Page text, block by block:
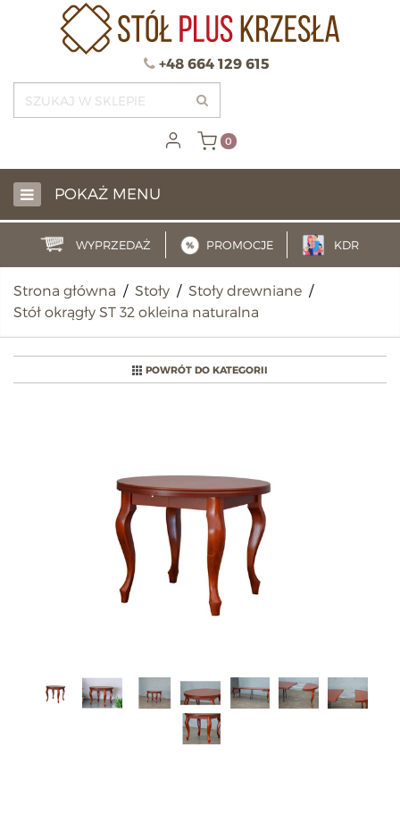
0
+48 664 129 615
POKAŻ MENU
WYPRZEDAŻ PROMOCJE KDR
Strona główna / Stoły / Stoły drewniane /
Stół okrągły ST 32 okleina naturalna
POWRÓT DO KATEGORII